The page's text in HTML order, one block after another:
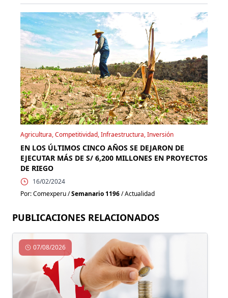
Agricultura, Competitividad, Infraestructura, Inversión
EN LOS ÚLTIMOS CINCO AÑOS SE DEJARON DE
EJECUTAR MÁS DE S/ 6,200 MILLONES EN PROYECTOS
DE RIEGO
16/02/2024
Por: Comexperu /Semanario 1196/ Actualidad
PUBLICACIONES RELACIONADOS
07/08/2026